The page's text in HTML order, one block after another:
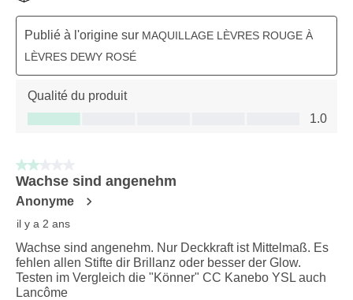
Publié à l'origine sur MAQUILLAGE LÈVRES ROUGE À
LÈVRES DEWY ROSÉ
Qualité du produit
Qualité du produit, 1.0 sur 5
1.0
2 sur 5 étoiles.
Wachse sind angenehm
Anonyme
il y a 2 ans
Wachse sind angenehm. Nur Deckkraft ist Mittelmaß. Es
fehlen allen Stifte dir Brillanz oder besser der Glow.
Testen im Vergleich die "Könner" CC Kanebo YSL auch
Lancôme